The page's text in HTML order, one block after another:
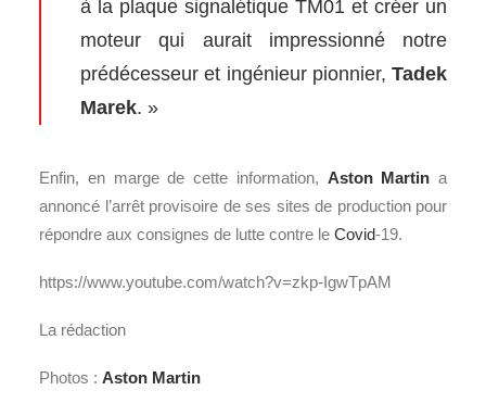
à la plaque signalétique TM01 et créer un
moteur qui aurait impressionné notre
prédécesseur et ingénieur pionnier, Tadek
Marek. »
Enfin, en marge de cette information, Aston Martin a
annoncé l’arrêt provisoire de ses sites de production pour
répondre aux consignes de lutte contre le Covid-19.
https://www.youtube.com/watch?v=zkp-IgwTpAM
La rédaction
Photos : Aston Martin